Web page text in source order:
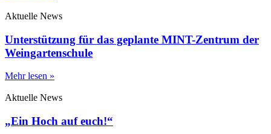
Aktuelle News
Unterstützung für das geplante MINT-Zentrum der
Weingartenschule
Mehr lesen »
Aktuelle News
„Ein Hoch auf euch!“